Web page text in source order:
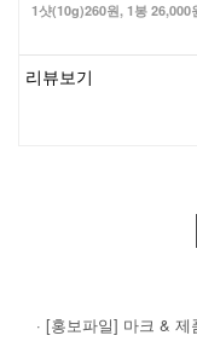
1샷(10g)260원, 1봉 26,000
리뷰보기
· [홍보파일] 마크 & 제